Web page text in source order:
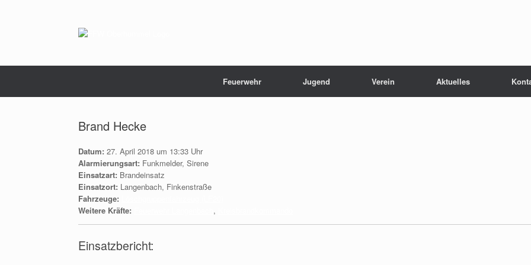
Feuerwehr Jugend Verein Aktuelles
Brand Hecke
Datum: 27. April 2018 um 13:33 Uhr
Alarmierungsart: Funkmelder, Sirene
Einsatzart: Brandeinsatz
Einsatzort: Langenbach, Finkenstraße
Fahrzeuge:
Weitere Kräfte:
,
Einsatzbericht: